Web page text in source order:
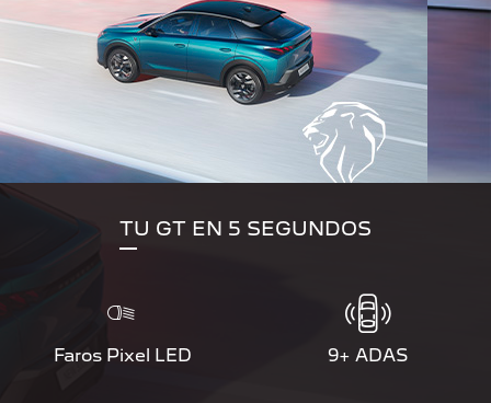
TU GT EN 5 SEGUNDOS
Faros Pixel LED 9+ ADAS